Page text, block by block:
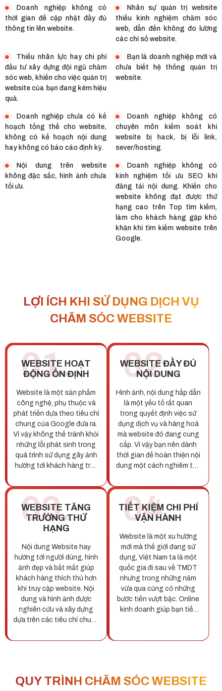
Doanh nghiệp không có
thời gian để cập nhật đầy đủ
thông tin lên website.
Nhân sự quản trị website
thiếu kinh nghiệm chăm sóc
web, dẫn đến không đo lường
các chỉ số website.
Thiếu nhân lực hay chi phí
đầu tư xây dựng đội ngũ chăm
sóc web, khiến cho việc quản trị
website của bạn đang kém hiệu
quả.
Bạn là doanh nghiệp mới và
chưa biết hệ thống quản trị
website.
Doanh nghiệp chưa có kế
hoạch tổng thể cho website,
không có kế hoạch nội dung
hay không có báo cáo định kỳ.
Doanh nghiệp không có
chuyên môn kiểm soát khi
website bị hack, bị lỗi link,
sever/hosting.
Nội dung trên website
không đặc sắc, hình ảnh chưa
tối ưu.
Doanh nghiệp không có
kinh nghiệm tối ưu SEO khi
đăng tải nội dung. Khiến cho
website không đạt được thứ
hạng cao trên Top tìm kiếm,
làm cho khách hàng gặp khó
khăn khi tìm kiếm website trên
Google.
LỢI ÍCH KHI SỬ DỤNG DỊCH VỤ
CHĂM SÓC WEBSITE
01.
WEBSITE HOẠT
ĐỘNG ỔN ĐỊNH
Website là một sản phẩm
công nghệ, phụ thuộc và
phát triển dựa theo tiêu chí
chung của Google đưa ra.
Vì vậy không thể tránh khỏi
những lỗi phát sinh trong
quá trình sử dụng gây ảnh
hưởng tới khách hàng truy
nghiệp sở hữu website.
02.
WEBSITE ĐẦY ĐỦ
NỘI DUNG
Hình ảnh, nội dung hấp dẫn
là một yếu tố rất quan
trong quyết định việc sử
dụng dịch vụ và hàng hoá
mà website đó đang cung
cấp. Vì vậy bạn nên dành
thời gian để hoàn thiện nội
dung một cách nghiêm túc
đổi khách hàng tiềm năng
thành doanh số bán hàng.
03.
WEBSITE TĂNG
TRƯỞNG THỨ
HẠNG
Nội dung Website hay
hướng tới người dùng, hình
ảnh đẹp và bắt mắt giúp
khách hàng thích thú hơn
khi truy cập website. Nội
dung và hình ảnh được
nghiên cứu và xây dựng
dựa trên các tiêu chí chuẩn
Google. Giúp ích cho
04.
TIẾT KIỆM CHI PHÍ
VẬN HÀNH
Website là một xu hướng
mới mà thế giới đang sử
dụng, Việt Nam ta là một
quốc gia đi sau về TMDT
nhưng trong những năm
vừa qua củng có những
bước tiến vượt bậc. Online
kinh doanh giúp bạn tiết
nhân viên bán hàng, ...
QUY TRÌNH CHĂM SÓC WEBSITE